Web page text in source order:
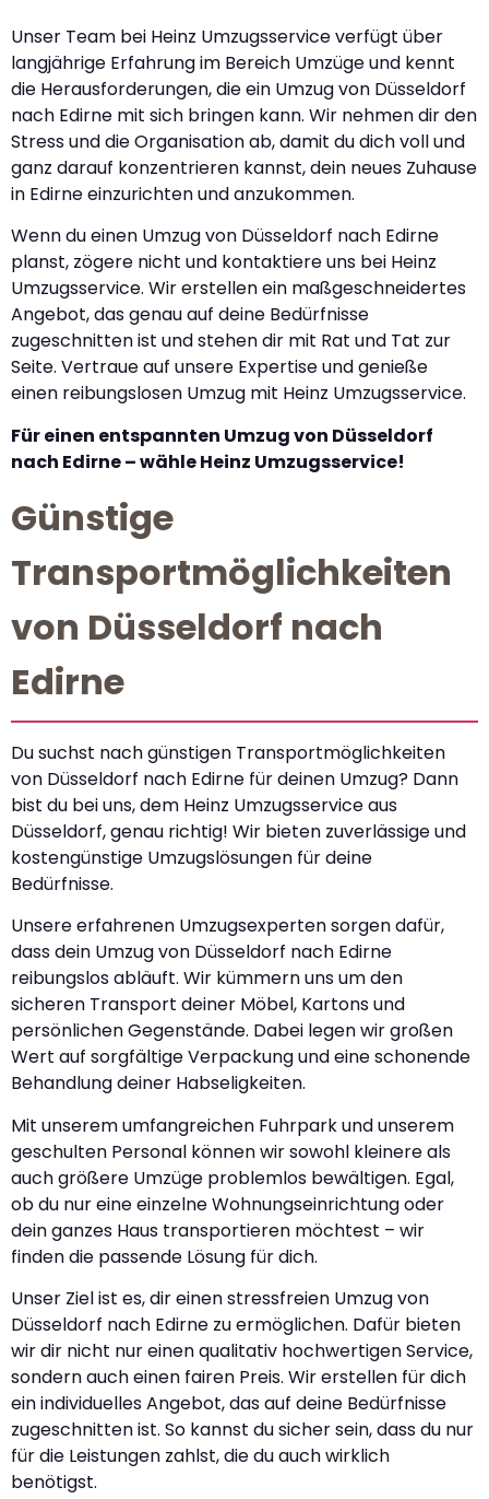
Unser Team bei Heinz Umzugsservice verfügt über
langjährige Erfahrung im Bereich Umzüge und kennt
die Herausforderungen, die ein Umzug von Düsseldorf
nach Edirne mit sich bringen kann. Wir nehmen dir den
Stress und die Organisation ab, damit du dich voll und
ganz darauf konzentrieren kannst, dein neues Zuhause
in Edirne einzurichten und anzukommen.
Wenn du einen Umzug von Düsseldorf nach Edirne
planst, zögere nicht und kontaktiere uns bei Heinz
Umzugsservice. Wir erstellen ein maßgeschneidertes
Angebot, das genau auf deine Bedürfnisse
zugeschnitten ist und stehen dir mit Rat und Tat zur
Seite. Vertraue auf unsere Expertise und genieße
einen reibungslosen Umzug mit Heinz Umzugsservice.
Für einen entspannten Umzug von Düsseldorf
nach Edirne – wähle Heinz Umzugsservice!
Günstige
Transportmöglichkeiten
von Düsseldorf nach
Edirne
Du suchst nach günstigen Transportmöglichkeiten
von Düsseldorf nach Edirne für deinen Umzug? Dann
bist du bei uns, dem Heinz Umzugsservice aus
Düsseldorf, genau richtig! Wir bieten zuverlässige und
kostengünstige Umzugslösungen für deine
Bedürfnisse.
Unsere erfahrenen Umzugsexperten sorgen dafür,
dass dein Umzug von Düsseldorf nach Edirne
reibungslos abläuft. Wir kümmern uns um den
sicheren Transport deiner Möbel, Kartons und
persönlichen Gegenstände. Dabei legen wir großen
Wert auf sorgfältige Verpackung und eine schonende
Behandlung deiner Habseligkeiten.
Mit unserem umfangreichen Fuhrpark und unserem
geschulten Personal können wir sowohl kleinere als
auch größere Umzüge problemlos bewältigen. Egal,
ob du nur eine einzelne Wohnungseinrichtung oder
dein ganzes Haus transportieren möchtest – wir
finden die passende Lösung für dich.
Unser Ziel ist es, dir einen stressfreien Umzug von
Düsseldorf nach Edirne zu ermöglichen. Dafür bieten
wir dir nicht nur einen qualitativ hochwertigen Service,
sondern auch einen fairen Preis. Wir erstellen für dich
ein individuelles Angebot, das auf deine Bedürfnisse
zugeschnitten ist. So kannst du sicher sein, dass du nur
für die Leistungen zahlst, die du auch wirklich
benötigst.